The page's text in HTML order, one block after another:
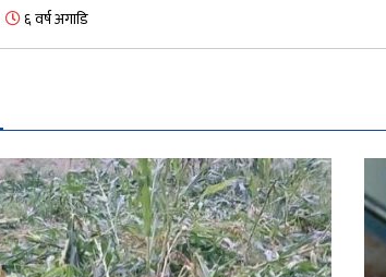
६ वर्ष अगाडि